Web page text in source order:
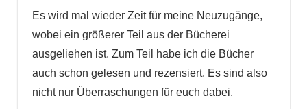
Es wird mal wieder Zeit für meine Neuzugänge,
wobei ein größerer Teil aus der Bücherei
ausgeliehen ist. Zum Teil habe ich die Bücher
auch schon gelesen und rezensiert. Es sind also
nicht nur Überraschungen für euch dabei.